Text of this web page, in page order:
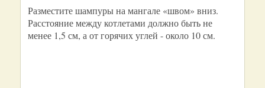
Разместите шампуры на мангале «швом» вниз.
Расстояние между котлетами должно быть не
менее 1,5 см, а от горячих углей - около 10 см.